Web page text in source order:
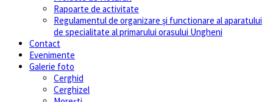
Rapoarte de activitate
Regulamentul de organizare și functionare al aparatului
de specialitate al primarului orasului Ungheni
Contact
Evenimente
Galerie foto
Cerghid
Cerghizel